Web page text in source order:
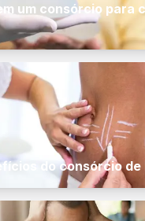
um consórcio para
do consórcio de